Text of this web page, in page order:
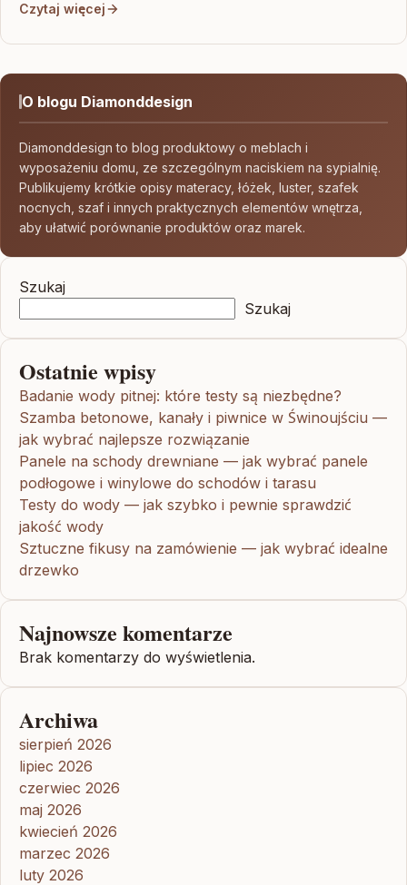
Czytaj więcej
O blogu Diamonddesign
Diamonddesign to blog produktowy o meblach i
wyposażeniu domu, ze szczególnym naciskiem na sypialnię.
Publikujemy krótkie opisy materacy, łóżek, luster, szafek
nocnych, szaf i innych praktycznych elementów wnętrza,
aby ułatwić porównanie produktów oraz marek.
Szukaj
Szukaj
Ostatnie wpisy
Badanie wody pitnej: które testy są niezbędne?
Szamba betonowe, kanały i piwnice w Świnoujściu —
jak wybrać najlepsze rozwiązanie
Panele na schody drewniane — jak wybrać panele
podłogowe i winylowe do schodów i tarasu
Testy do wody — jak szybko i pewnie sprawdzić
jakość wody
Sztuczne fikusy na zamówienie — jak wybrać idealne
drzewko
Najnowsze komentarze
Brak komentarzy do wyświetlenia.
Archiwa
sierpień 2026
lipiec 2026
czerwiec 2026
maj 2026
kwiecień 2026
marzec 2026
luty 2026